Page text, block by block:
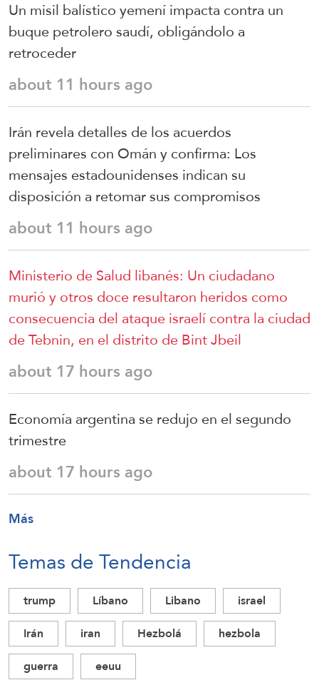
Un misil balístico yemení impacta contra un
buque petrolero saudí, obligándolo a
retroceder
about 11 hours ago
Irán revela detalles de los acuerdos
preliminares con Omán y confirma: Los
mensajes estadounidenses indican su
disposición a retomar sus compromisos
about 11 hours ago
Ministerio de Salud libanés: Un ciudadano
murió y otros doce resultaron heridos como
consecuencia del ataque israelí contra la ciudad
de Tebnin, en el distrito de Bint Jbeil
about 17 hours ago
Economía argentina se redujo en el segundo
trimestre
about 17 hours ago
Más
Temas de Tendencia
trump Líbano Libano
israel
Irán
iran Hezbolá
hezbola
guerra
eeuu